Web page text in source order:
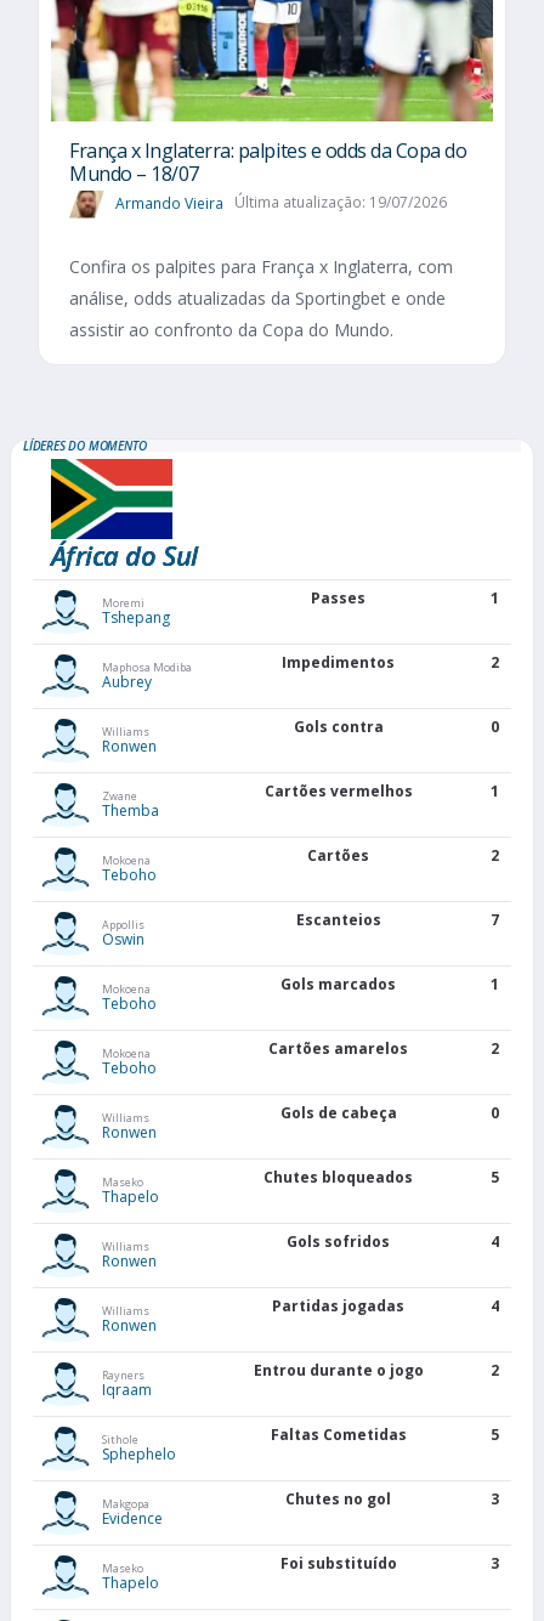
França x Inglaterra: palpites e odds da Copa do
Mundo – 18/07
Armando Vieira Última atualização: 19/07/2026
Confira os palpites para França x Inglaterra, com
análise, odds atualizadas da Sportingbet e onde
assistir ao confronto da Copa do Mundo.
LÍDERES DO MOMENTO
África do Sul
Moremi
Tshepang
Passes 1
Maphosa Modiba
Aubrey
Impedimentos 2
Williams
Ronwen
Gols contra 0
Zwane
Themba
Cartões vermelhos 1
Mokoena
Teboho
Cartões 2
Appollis
Oswin
Escanteios 7
Mokoena
Teboho
Gols marcados 1
Mokoena
Teboho
Cartões amarelos 2
Williams
Ronwen
Gols de cabeça 0
Maseko
Thapelo
Chutes bloqueados 5
Williams
Ronwen
Gols sofridos 4
Williams
Ronwen
Partidas jogadas 4
Rayners
Iqraam
Entrou durante o jogo 2
Sithole
Sphephelo
Faltas Cometidas 5
Makgopa
Evidence
Chutes no gol 3
Maseko
Thapelo
Foi substituído 3